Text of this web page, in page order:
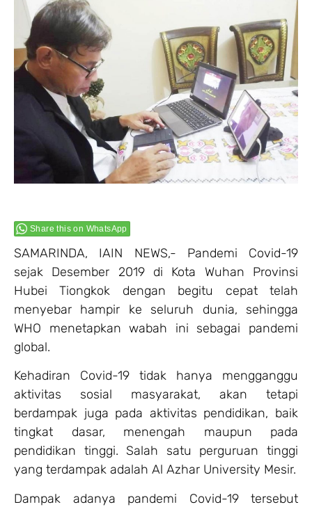
Share this on WhatsApp
SAMARINDA, IAIN NEWS,- Pandemi Covid-19
sejak Desember 2019 di Kota Wuhan Provinsi
Hubei Tiongkok dengan begitu cepat telah
menyebar hampir ke seluruh dunia, sehingga
WHO menetapkan wabah ini sebagai pandemi
global.
Kehadiran Covid-19 tidak hanya mengganggu
aktivitas sosial masyarakat, akan tetapi
berdampak juga pada aktivitas pendidikan, baik
tingkat dasar, menengah maupun pada
pendidikan tinggi. Salah satu perguruan tinggi
yang terdampak adalah Al Azhar University Mesir.
Dampak adanya pandemi Covid-19 tersebut